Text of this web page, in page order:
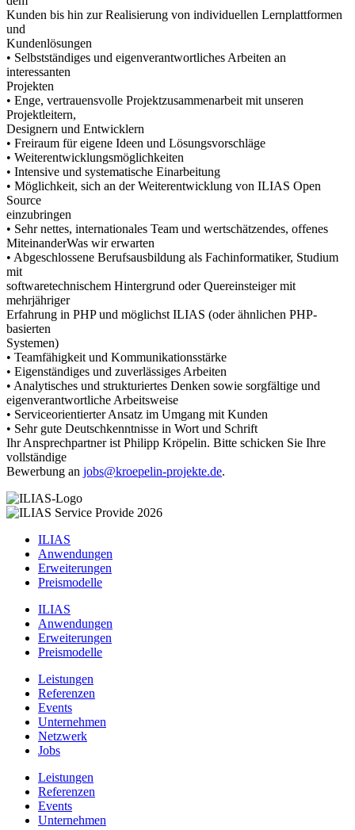
Kunden bis hin zur Realisierung von individuellen Lernplattformen
und
Kundenlösungen
• Selbstständiges und eigenverantwortliches Arbeiten an
interessanten
Projekten
• Enge, vertrauensvolle Projektzusammenarbeit mit unseren
Projektleitern,
Designern und Entwicklern
• Freiraum für eigene Ideen und Lösungsvorschläge
• Weiterentwicklungsmöglichkeiten
• Intensive und systematische Einarbeitung
• Möglichkeit, sich an der Weiterentwicklung von ILIAS Open
Source
einzubringen
• Sehr nettes, internationales Team und wertschätzendes, offenes
MiteinanderWas wir erwarten
• Abgeschlossene Berufsausbildung als Fachinformatiker, Studium
mit
softwaretechnischem Hintergrund oder Quereinsteiger mit
mehrjähriger
Erfahrung in PHP und möglichst ILIAS (oder ähnlichen PHP-
basierten
Systemen)
• Teamfähigkeit und Kommunikationsstärke
• Eigenständiges und zuverlässiges Arbeiten
• Analytisches und strukturiertes Denken sowie sorgfältige und
eigenverantwortliche Arbeitsweise
• Serviceorientierter Ansatz im Umgang mit Kunden
• Sehr gute Deutschkenntnisse in Wort und Schrift
Ihr Ansprechpartner ist Philipp Kröpelin. Bitte schicken Sie Ihre
vollständige
Bewerbung an jobs@kroepelin-projekte.de.
ILIAS
Anwendungen
Erweiterungen
Preismodelle
ILIAS
Anwendungen
Erweiterungen
Preismodelle
Leistungen
Referenzen
Events
Unternehmen
Netzwerk
Jobs
Leistungen
Referenzen
Events
Unternehmen